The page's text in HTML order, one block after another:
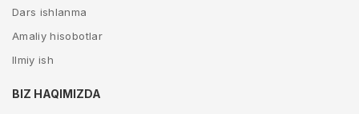
Dars ishlanma
Amaliy hisobotlar
Ilmiy ish
BIZ HAQIMIZDA